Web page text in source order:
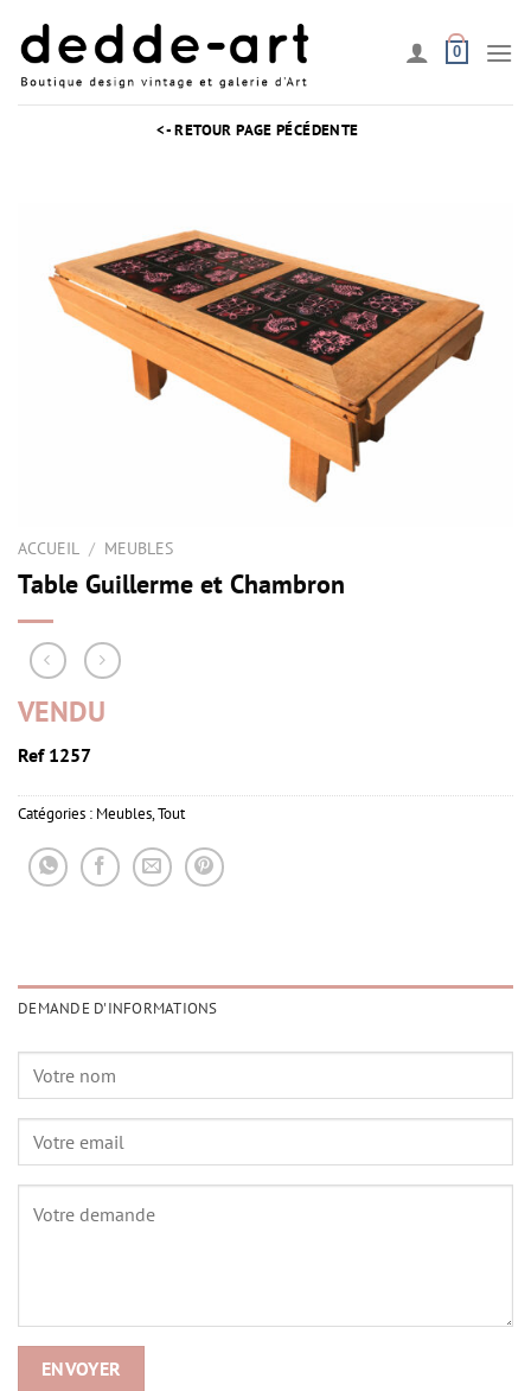
contenu
0
<- RETOUR PAGE PÉCÉDENTE
ACCUEIL / MEUBLES
Table Guillerme et Chambron
VENDU
Ref 1257
Catégories : Meubles,Tout
DEMANDE D'INFORMATIONS